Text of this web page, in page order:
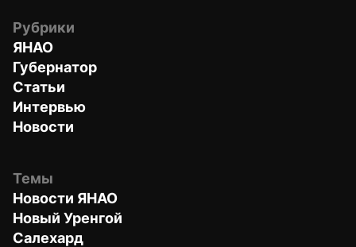
Рубрики
ЯНАО
Губернатор
Статьи
Интервью
Новости
Темы
Новости ЯНАО
Новый Уренгой
Салехард